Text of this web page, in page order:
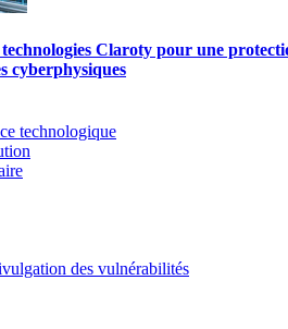
Claroty pour une
cyberphysiques
technologique
des vulnérabilités